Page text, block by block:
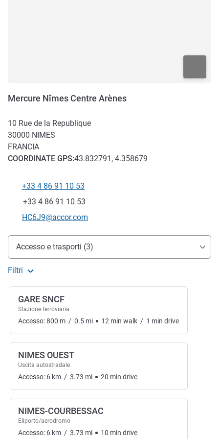
Mercure Nîmes Centre Arènes
10 Rue de la Republique
30000 NIMES
FRANCIA
COORDINATE GPS:43.832791, 4.358679
Telefono
+33 4 86 91 10 53
Fax
+33 4 86 91 10 53
E-mail di contatto
HC6J9@accor.com
Accesso e trasporti
Accesso e trasporti (3)
Filtri
GARE SNCF
Stazione ferroviaria
Accesso:800 m / 0.5 mi 12 min walk / 1 min drive
NIMES OUEST
Uscita autostradale
Accesso: 6 km / 3.73 mi 20 min drive
NIMES-COURBESSAC
Eliporto/aerodromo
Accesso: 6 km / 3.73 mi 10 min drive